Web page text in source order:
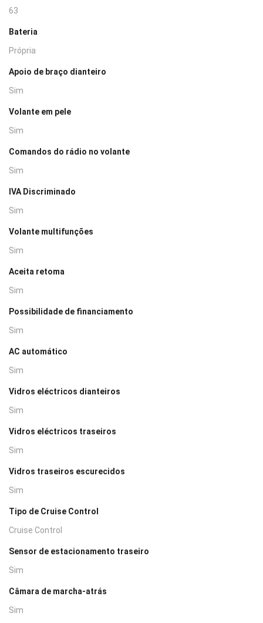
63
Bateria
Própria
Apoio de braço dianteiro
Sim
Volante em pele
Sim
Comandos do rádio no volante
Sim
IVA Discriminado
Sim
Volante multifunções
Sim
Aceita retoma
Sim
Possibilidade de financiamento
Sim
AC automático
Sim
Vidros eléctricos dianteiros
Sim
Vidros eléctricos traseiros
Sim
Vidros traseiros escurecidos
Sim
Tipo de Cruise Control
Cruise Control
Sensor de estacionamento traseiro
Sim
Câmara de marcha-atrás
Sim